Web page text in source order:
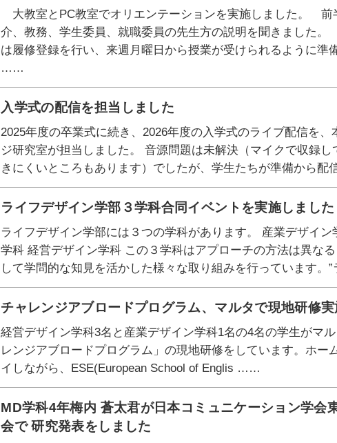
大教室とPC教室でオリエンテーションを実施しました。 前
介、教務、学生委員、就職委員の先生方の説明を聞きました
は履修登録を行い、来週月曜日から授業が受けられるように
……
入学式の配信を担当しました
2025年度の卒業式に続き、2026年度の入学式のライブ配信を、
ジ研究室が担当しました。 音源問題は未解決（マイクで収録し
きにくいところもあります）でしたが、学生たちが準備から
ライフデザイン学部３学科合同イベントを実施しました
ライフデザイン学部には３つの学科があります。 産業デザイン
学科 経営デザイン学科 この３学科はアプローチの方法は異な
して学問的な知見を活かした様々な取り組みを行っています
チャレンジアブロードプログラム、マルタで現地研修実
経営デザイン学科3名と産業デザイン学科1名の4名の学生がマ
レンジアブロードプログラム」の現地研修をしています。ホー
イしながら、ESE(European School of Englis ……
MD学科4年梅内 蒼太君が日本コミュニケーション学会
会で 研究発表をしました